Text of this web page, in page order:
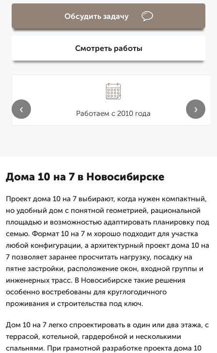
Обсудить задачу
Смотреть работы
Работаем с 2010 года
‹ ›
Дома 10 на 7 в Новосибирске
Проект дома 10 на 7 выбирают, когда нужен компактный,
но удобный дом с понятной геометрией, рациональной
площадью и возможностью адаптировать планировку под
семью. Формат 10 на 7 м хорошо подходит для участка
любой конфигурации, а архитектурный проект дома 10 на
7 позволяет заранее просчитать нагрузку, посадку на
пятне застройки, расположение окон, входной группы и
инженерных трасс. В Новосибирске такие решения
особенно востребованы для круглогодичного
проживания и строительства под ключ.
Дом 10 на 7 легко спроектировать в один или два этажа, с
террасой, котельной, гардеробной и несколькими
спальнями. При грамотной разработке проекта дома 10